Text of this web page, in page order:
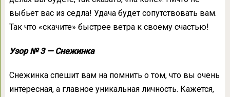
выбьет вас из седла! Удача будет сопутствовать вам.
Так что «скачите» быстрее ветра к своему счастью!
Узор № 3 — Снежинка
Снежинка спешит вам на помнить о том, что вы очень
интересная, а главное уникальная личность. Кажется,